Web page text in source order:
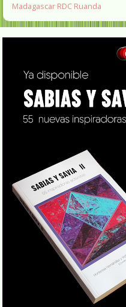
Madagascar RDC Ruanda